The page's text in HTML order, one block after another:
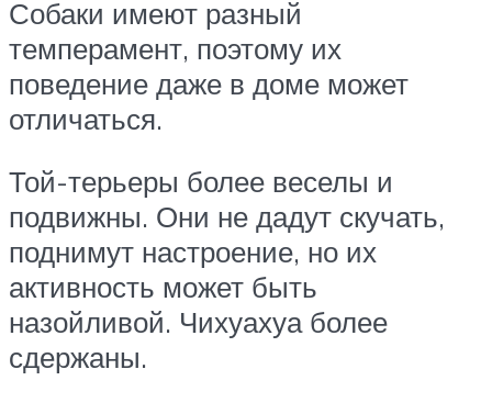
Собаки имеют разный
темперамент, поэтому их
поведение даже в доме может
отличаться.
Той-терьеры более веселы и
подвижны. Они не дадут скучать,
поднимут настроение, но их
активность может быть
назойливой. Чихуахуа более
сдержаны.